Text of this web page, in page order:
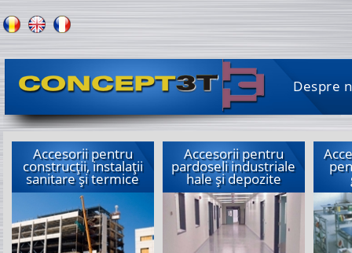
Despre
Accesorii pentru
construcții, instalații
sanitare și termice
Accesorii pentru
pardoseli industriale
hale și depozite